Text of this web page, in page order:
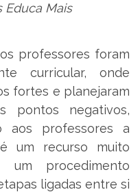
Educa Mais
professores foram
curricular, onde
fortes e planejaram
pontos negativos,
aos professores a
um recurso muito
um procedimento
ligadas entre si